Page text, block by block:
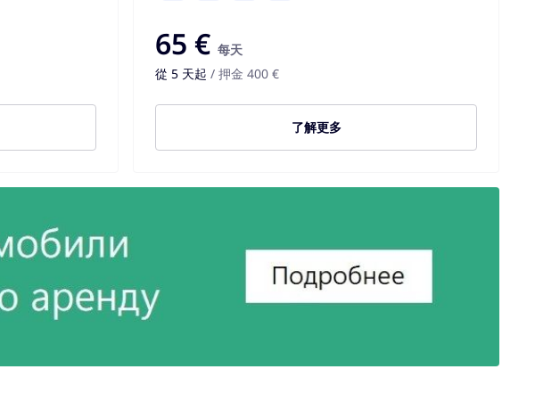
65 €每天
從 5 天起 / 押金 400 €
了解更多